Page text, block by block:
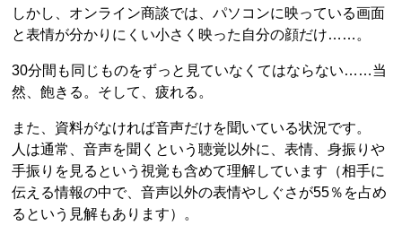
しかし、オンライン商談では、パソコンに映っている画面
と表情が分かりにくい小さく映った自分の顔だけ……。
30分間も同じものをずっと見ていなくてはならない……当
然、飽きる。そして、疲れる。
また、資料がなければ音声だけを聞いている状況です。
人は通常、音声を聞くという聴覚以外に、表情、身振りや
手振りを見るという視覚も含めて理解しています（相手に
伝える情報の中で、音声以外の表情やしぐさが55％を占め
るという見解もあります）。